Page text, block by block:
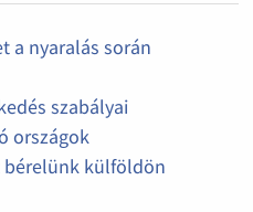
a nyaralás során
szabályai
országok
bérelünk külföldön